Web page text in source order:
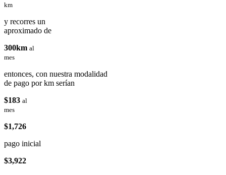
km
y recorres un
aproximado de
300km al
mes
entonces, con nuestra modalidad
de pago por km serían
$183 al
mes
$1,726
pago inicial
$3,922